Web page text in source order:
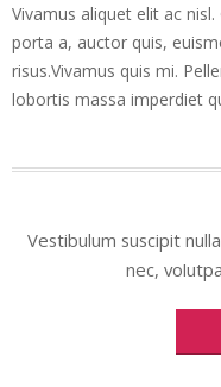
Vivamus aliquet elit ac
porta a, auctor quis,
risus.Vivamus quis mi.
lobortis massa imperdiet
Vestibulum suscipit
nec,